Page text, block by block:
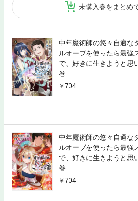
未購入巻をまとめ
中年魔術師の悠々自適な
ルオーブを使ったら最強
で、好きに生きようと思
巻
704
中年魔術師の悠々自適な
ルオーブを使ったら最強
で、好きに生きようと思
巻
704